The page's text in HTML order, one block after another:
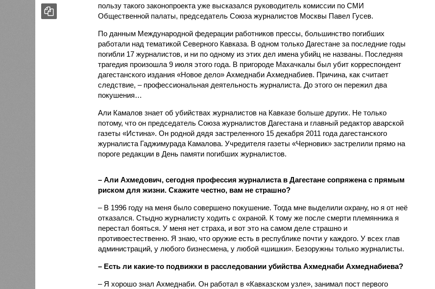
пользу такого законопроекта уже высказался руководитель комиссии по СМИ
Общественной палаты, председатель Союза журналистов Москвы Павел Гусев.
По данным Международной федерации работников прессы, большинство погибших
работали над тематикой Северного Кавказа. В одном только Дагестане за последние годы
погибли 17 журналистов, и ни по одному из этих дел имена убийц не названы. Последняя
трагедия произошла 9 июля этого года. В пригороде Махачкалы был убит корреспондент
дагестанского издания «Новое дело» Ахмеднаби Ахмеднабиев. Причина, как считает
следствие, – профессиональная деятельность журналиста. До этого он пережил два
покушения…
Али Камалов знает об убийствах журналистов на Кавказе больше других. Не только
потому, что он председатель Союза журналистов Дагестана и главный редактор аварской
газеты «Истина». Он родной дядя застреленного 15 декабря 2011 года дагестанского
журналиста Гаджимурада Камалова. Учредителя газеты «Черновик» застрелили прямо на
пороге редакции в День памяти погибших журналистов.
– Али Ахмедович, сегодня профессия журналиста в Дагестане сопряжена с прямым
риском для жизни. Скажите честно, вам не страшно?
– В 1996 году на меня было совершено покушение. Тогда мне выделили охрану, но я от неё
отказался. Стыдно журналисту ходить с охраной. К тому же после смерти племянника я
перестал бояться. У меня нет страха, и вот это на самом деле страшно и
противоестественно. Я знаю, что оружие есть в республике почти у каждого. У всех глав
администраций, у любого бизнесмена, у любой «шишки». Безоружны только журналисты.
– Есть ли какие-то подвижки в расследовании убийства Ахмеднаби Ахмеднабиева?
– Я хорошо знал Ахмеднаби. Он работал в «Кавказском узле», занимал пост первого